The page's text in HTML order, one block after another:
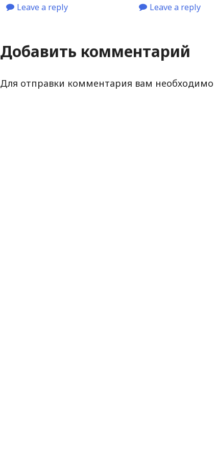
Leave a reply
Leave a reply
Добавить комментарий
Для отправки комментария вам необходимо